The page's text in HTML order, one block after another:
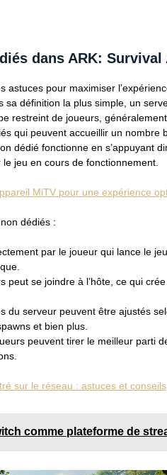
dans ARK: Survival
pour maximiser
sa définition la plus simple, un
restreint de joueurs,
qui peuvent accueillir un nombre
dédié fonctionne en s’appuyant
jeu en cours de fonctionnement.
MiTV pour une expérience
dédiés :
par le joueur qui lance le
peut se joindre à l’hôte, ce qui
du serveur peuvent être ajustés
et bien plus.
peuvent tirer le meilleur parti
sur le réseau : astuces et conseils
comme plateforme de